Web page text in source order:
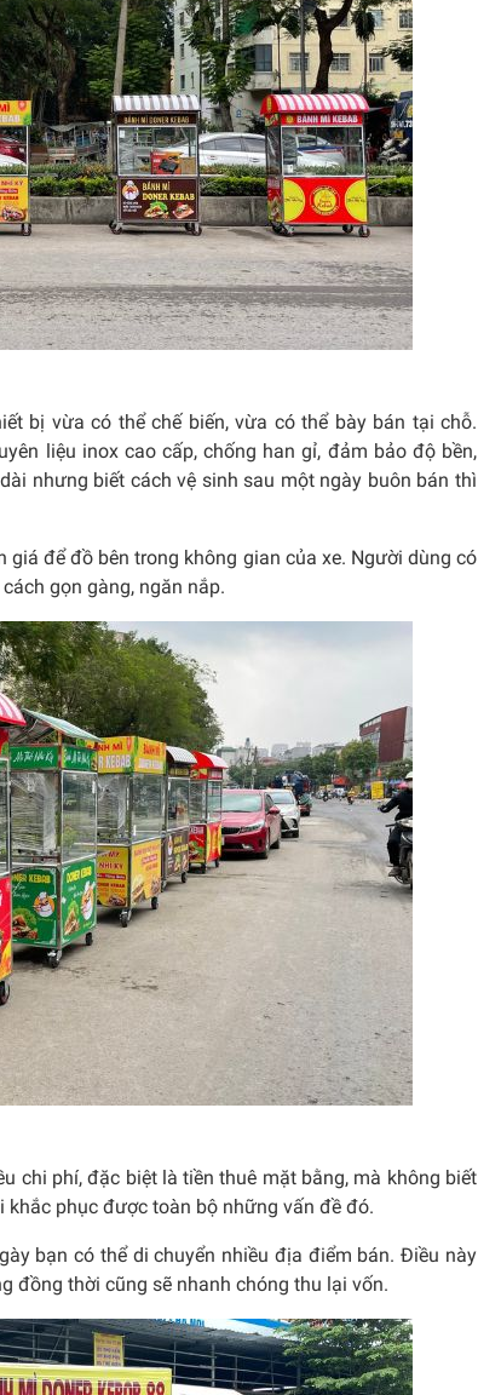
bị vừa có thể chế biến, vừa có thể bày bán tại chỗ.
liệu inox cao cấp, chống han gỉ, đảm bảo độ bền,
nhưng biết cách vệ sinh sau một ngày buôn bán thì
để đồ bên trong không gian của xe. Người dùng có
gọn gàng, ngăn nắp.
chi phí, đặc biệt là tiền thuê mặt bằng, mà không biết
phục được toàn bộ những vấn đề đó.
bạn có thể di chuyển nhiều địa điểm bán. Điều này
đồng thời cũng sẽ nhanh chóng thu lại vốn.